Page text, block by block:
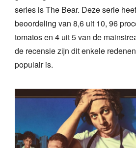
series is The Bear. Deze serie
beoordeling van 8,6 uit 10, 96
tomatos en 4 uit 5 van de
de recensie zijn dit enkele
populair is.